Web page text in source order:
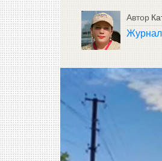
Автор